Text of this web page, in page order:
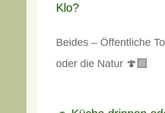
Klo?
Beides – Öffentliche
oder die Natur 🍄‍🟫